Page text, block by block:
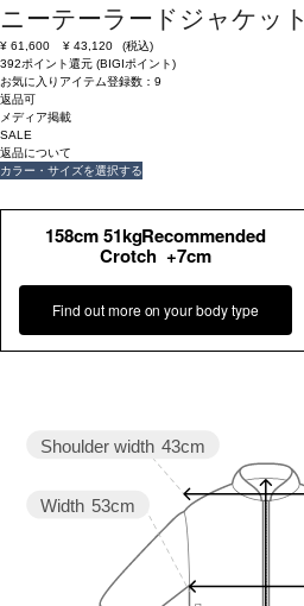
ニーテーラードジャケット
¥ 61,600 ¥ 43,120
(税込)
392ポイント還元 (BIGIポイント)
お気に入りアイテム登録数： 9
返品可
メディア掲載
SALE
返品について
カラー・サイズを選択する
158cm 51kgRecommended
Crotch +7cm
Find out more on your body type
Width 53cm
Shoulder width 43cm